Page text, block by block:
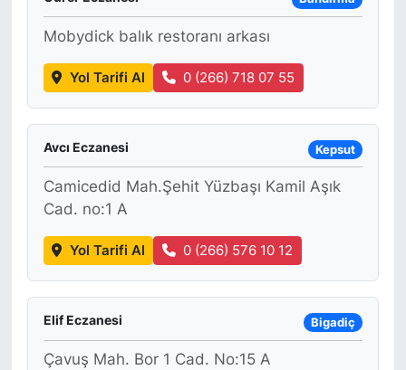
Mobydick balık restoranı arkası
Yol Tarifi Al 0 (266) 718 07 55
Avcı Eczanesi Kepsut
Camicedid Mah.Şehit Yüzbaşı Kamil Aşık
Cad. no:1 A
Yol Tarifi Al 0 (266) 576 10 12
Elif Eczanesi Bigadiç
Çavuş Mah. Bor 1 Cad. No:15 A